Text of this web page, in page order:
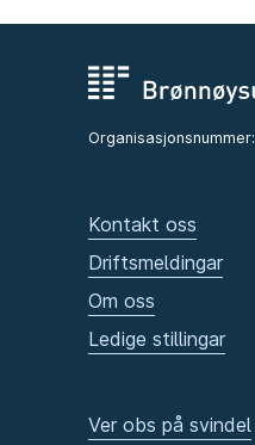
Organisasjonsnummer:
Kontakt oss
Driftsmeldingar
Om oss
Ledige stillingar
Ver obs på svindel